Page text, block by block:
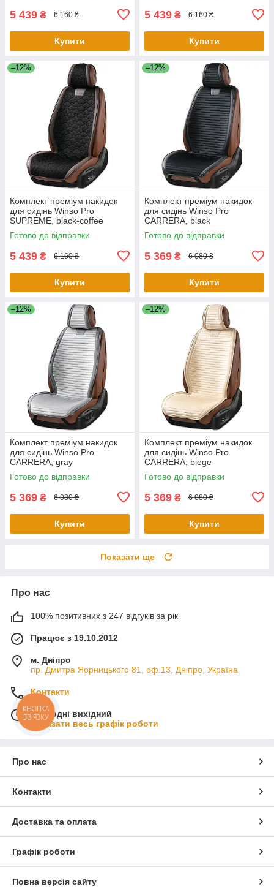
5 439 ₴ 6 160 ₴
Купити
5 439 ₴ 6 160 ₴
Купити
–12%
Комплект преміум накидок
для сидінь Winso Pro
SUPREME, black-coffee
Готово до відправки
5 439 ₴ 6 160 ₴
Купити
–12%
Комплект преміум накидок
для сидінь Winso Pro
СARRERA, black
Готово до відправки
5 369 ₴ 6 080 ₴
Купити
–12%
Комплект преміум накидок
для сидінь Winso Pro
СARRERA, gray
Готово до відправки
5 369 ₴ 6 080 ₴
Купити
–12%
Комплект преміум накидок
для сидінь Winso Pro
СARRERA, biege
Готово до відправки
5 369 ₴ 6 080 ₴
Купити
Показати ще
Про нас
100% позитивних з 247 відгуків за рік
Працює з 19.10.2012
м. Дніпро
пр. Дмитра Яорницького 81, оф.13, Дніпро, Україна
Контакти
Сьогодні вихідний
Показати весь графік роботи
Про нас
Контакти
Доставка та оплата
Графік роботи
Повна версія сайту
КНОПКА
ЗВ'ЯЗКУ